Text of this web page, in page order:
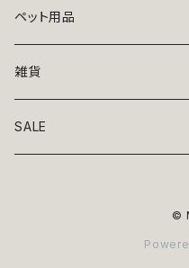
トップス
ニット
アロハ
ボトムス
ワンピース
ペット用品
ベッド
リード・首輪
雑貨
アート
SALE
©